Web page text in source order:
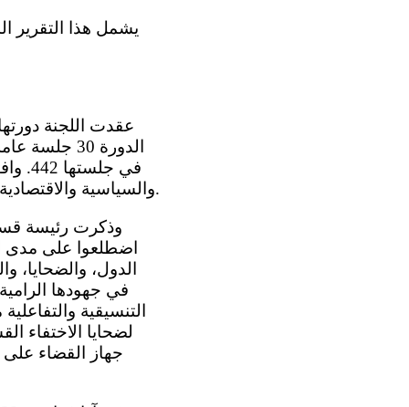
والسياسية والاقتصادية والاجتماعية والثقافية بمفوضية الأمم المتحدة السامية لحقوق الإنسان (المفوضية).
اضطلعوا على مدى
الدول،
في جهودها
لضحايا الاختفاء
جهاز القضاء على